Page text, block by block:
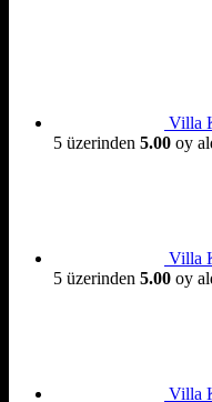
Villa
5 üzerinden 5.00 oy
Villa
5 üzerinden 5.00 oy
Villa